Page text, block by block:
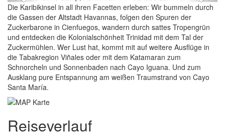
Die Karibikinsel in all ihren Facetten erleben: Wir bummeln durch
die Gassen der Altstadt Havannas, folgen den Spuren der
Zuckerbarone in Cienfuegos, wandern durch sattes Tropengrün
und entdecken die Kolonialschönheit Trinidad mit dem Tal der
Zuckermühlen. Wer Lust hat, kommt mit auf weitere Ausflüge in
die Tabakregion Viñales oder mit dem Katamaran zum
Schnorcheln und Sonnenbaden nach Cayo Iguana. Und zum
Ausklang pure Entspannung am weißen Traumstrand von Cayo
Santa María.
Reiseverlauf